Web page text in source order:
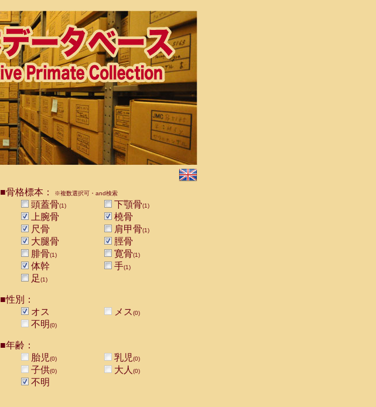
■骨格標本： ※複数選択可・and検索
頭蓋骨(1) 下顎骨(1)
上腕骨
橈骨
尺骨
肩甲骨(1)
大腿骨
脛骨
腓骨(1) 寛骨(1)
体幹 手(1)
足(1)
■性別：
オス
メス(0)
不明(0)
■年齢：
胎児(0) 乳児(0)
子供(0) 大人 (0)
不明